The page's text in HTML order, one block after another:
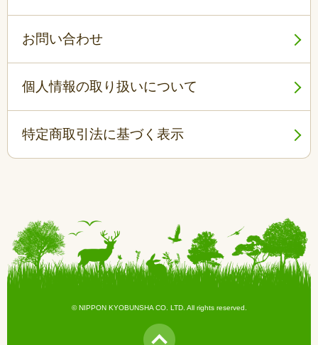
お問い合わせ
個人情報の取り扱いについて
特定商取引法に基づく表示
© NIPPON KYOBUNSHA CO. LTD. All rights reserved.